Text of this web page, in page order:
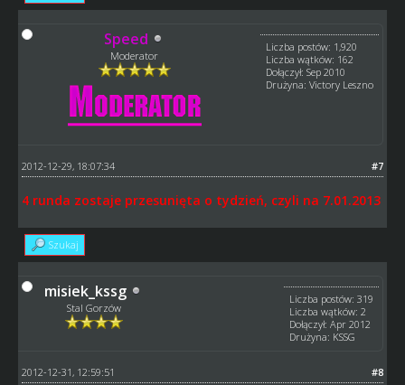
Speed
Moderator
Liczba postów: 1,920
Liczba wątków: 162
Dołączył: Sep 2010
Drużyna: Victory Leszno
#7
2012-12-29, 18:07:34
4 runda zostaje przesunięta o tydzień, czyli na 7.01.2013
Szukaj
misiek_kssg
Stal Gorzów
Liczba postów: 319
Liczba wątków: 2
Dołączył: Apr 2012
Drużyna: KSSG
#8
2012-12-31, 12:59:51